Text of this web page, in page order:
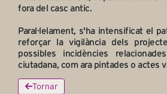
fora del casc antic.
Paral·lelament, s'ha intensificat el
reforçar la vigilància dels
possibles incidències
ciutadana, com ara pintades o actes
Tornar